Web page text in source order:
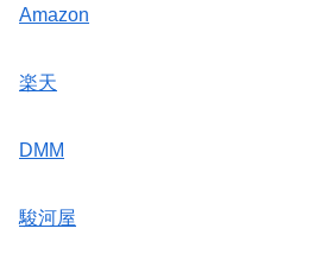
Amazon
楽天
DMM
駿河屋